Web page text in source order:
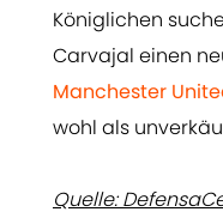
Königlichen
Carvajal einen
Manchester
wohl als
Quelle: